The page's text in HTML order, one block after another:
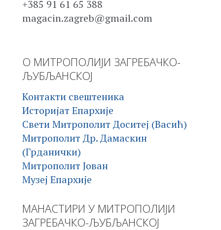
+385 91 61 65 388
magacin.zagreb@gmail.com
О МИТРОПОЛИЈИ ЗАГРЕБАЧКО-
ЉУБЉАНСКОЈ
Контакти свештеника
Историјат Епархије
Свети Митрополит Доситеј (Васић)
Митрополит Др. Дамаскин
(Грданички)
Митрополит Јован
Музеј Епархије
МАНАСТИРИ У МИТРОПОЛИЈИ
ЗАГРЕБАЧКО-ЉУБЉАНСКОЈ